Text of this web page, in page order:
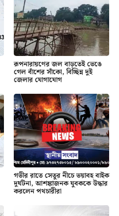
রূপনারায়ণের জল বাড়তেই ভেঙে
গেল বাঁশের সাঁকো, বিচ্ছিন্ন দুই
জেলার যোগাযোগ
গভীর রাতে সেতুর নীচে ভয়াবহ বাইক
দুর্ঘটনা, আশঙ্কাজনক যুবককে উদ্ধার
করলেন পথচারীরা